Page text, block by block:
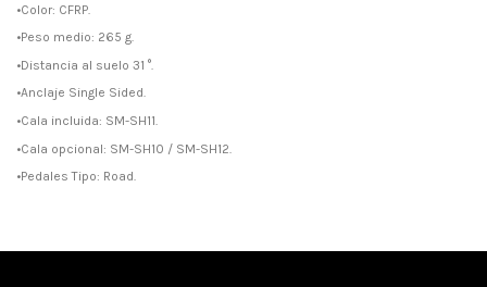
•Color: CFRP.
•Peso medio: 265 g.
•Distancia al suelo 31 °.
•Anclaje Single Sided.
•Cala incluida: SM-SH11.
•Cala opcional: SM-SH10 / SM-SH12.
•Pedales Tipo: Road.